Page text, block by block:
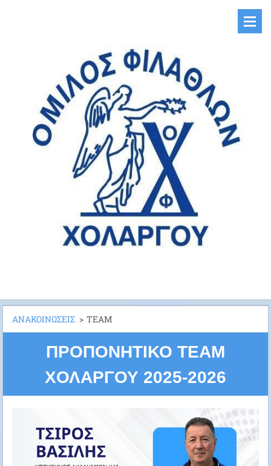
ΑΝΑΚΟΙΝΩΣΕΙΣ > TEAM
ΠΡΟΠΟΝΗΤΙΚΟ TEAM
ΧΟΛΑΡΓΟΥ 2025-2026